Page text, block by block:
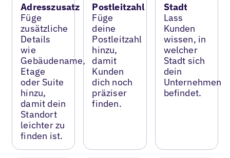
Adresszusatz
Füge
zusätzliche
Details
wie
Gebäudename,
Etage
oder Suite
hinzu,
damit dein
Standort
leichter zu
finden ist.
Postleitzahl
Füge
deine
Postleitzahl
hinzu,
damit
Kunden
dich noch
präziser
finden.
Stadt
Lass
Kunden
wissen, in
welcher
Stadt sich
dein
Unternehmen
befindet.